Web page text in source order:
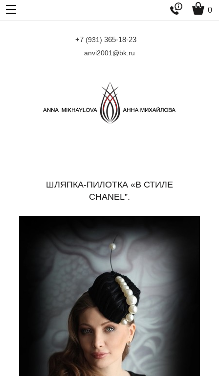
+7 (931) 365-18-23
anvi2001@bk.ru
  0
ШЛЯПКА-ПИЛОТКА «В СТИЛЕ
CHANEL”.